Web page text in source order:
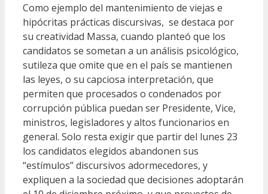
Como ejemplo del mantenimiento de viejas e
hipócritas prácticas discursivas, se destaca por
su creatividad Massa, cuando planteó que los
candidatos se sometan a un análisis psicológico,
sutileza que omite que en el país se mantienen
las leyes, o su capciosa interpretación, que
permiten que procesados o condenados por
corrupción pública puedan ser Presidente, Vice,
ministros, legisladores y altos funcionarios en
general. Solo resta exigir que partir del lunes 23
los candidatos elegidos abandonen sus
“estímulos” discursivos adormecedores, y
expliquen a la sociedad que decisiones adoptarán